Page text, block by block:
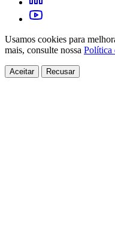
Usamos cookies para
mais, consulte nossa Política
Aceitar Recusar